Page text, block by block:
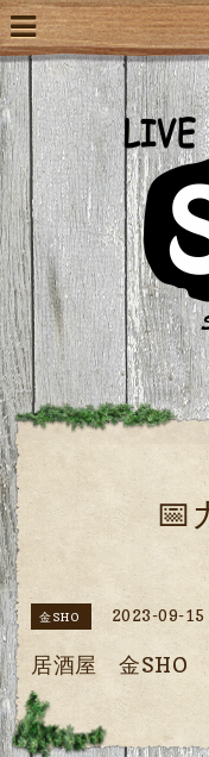
金SHO 2023-09-15
居酒屋 金SHO